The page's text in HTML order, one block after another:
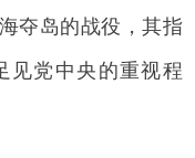
夺岛的战役，其指
见党中央的重视程